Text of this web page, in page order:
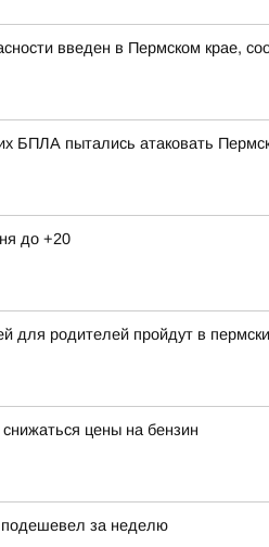
введен в Пермском крае,
БПЛА пытались атаковать
до +20
для родителей пройдут в
цены на бензин
за неделю